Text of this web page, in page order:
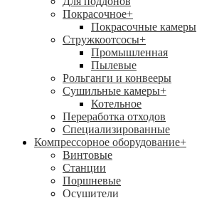
Покрасочное+
Покрасочные камеры
Стружкоотсосы+
Промышленная
Пылевые
Рольганги и конвееры
Сушильные камеры+
Котельное
Переработка отходов
Специализированные
Компрессорное оборудование+
Винтовые
Станции
Поршневые
Осушители